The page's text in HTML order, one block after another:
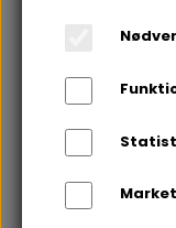
ANSIGT
BLUSH
BRYN
GEL
ØJNE
ØJENCREME
SHAMPOO